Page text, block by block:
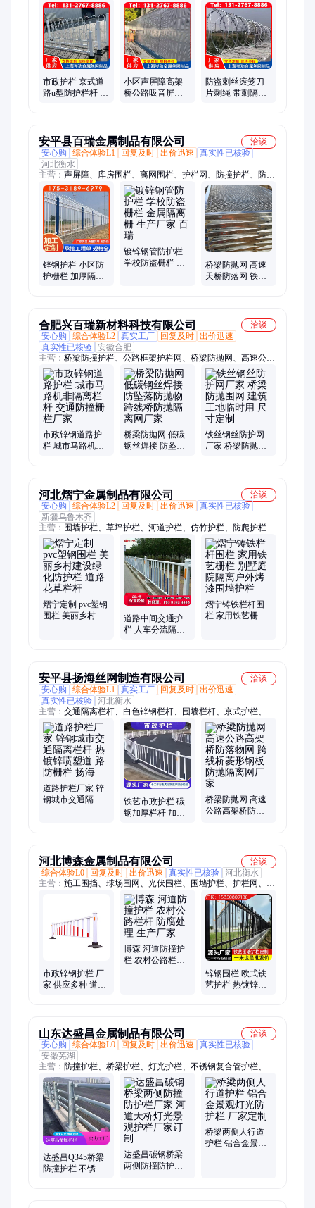
杆、围墙栏杆、隔离景观栏
市政护栏 京式道
路u型防护栏杆 人
小区声屏障高架
桥公路吸音屏城
防盗刺丝滚笼刀
片刺绳 带刺隔离
安平县百瑞金属制品有限公司
洽谈
安心购
综合体验L1 回复及时 出价迅速
真实性已核验
河北衡水
主营： 声屏障、库房围栏、离网围栏、护栏网、防撞护栏、防护
栏杆、施工护栏、市政护栏、移动隔离网、市政道路护栏、铁艺
围墙护栏、桥面桥梁护栏、绿化铁艺护栏、仓库隔离网、铁丝网
围栏、绿色隔离栅、车间隔离网、仓库隔断设备、中央隔离栏
杆、公路隔音屏障、围墙隔离栏杆、交通分流围栏、果园防护围
网、高速公路隔音板
锌钢护栏 小区防
护栅栏 加厚隔离
镀锌钢管防护栏
学校防盗栅栏 金
桥梁防抛网 高速
天桥防落网 铁丝
合肥兴百瑞新材料科技有限公司
洽谈
安心购
综合体验L2 真实工厂 回复及时 出价迅速
真实性已核验 安徽合肥
主营： 桥梁防撞护栏、公路框架护栏网、桥梁防抛网、高速公路
防眩网
市政锌钢道路护
栏 城市马路机非
桥梁防抛网 低碳
钢丝焊接 防坠落
铁丝钢丝防护网
厂家 桥梁防抛围
河北熠宁金属制品有限公司
洽谈
安心购
综合体验L2 回复及时 出价迅速
真实性已核验
新疆乌鲁木齐
主营： 围墙护栏、草坪护栏、河道护栏、仿竹护栏、防爬护栏、
园林围栏、变压器围栏、绿化带隔离栅
熠宁定制 pvc塑钢
围栏 美丽乡村建
道路中间交通护
栏 人车分流隔离
熠宁铸铁栏杆围
栏 家用铁艺栅栏
安平县扬海丝网制造有限公司
洽谈
安心购
综合体验L1 真实工厂 回复及时 出价迅速
真实性已核验 河北衡水
主营： 交通隔离栏杆、白色锌钢栏杆、围墙栏杆、京式护栏、黄
金护栏、锌钢道路护栏、道路防护栏杆、锌钢围墙护栏、小区围
墙护栏、不锈钢复合管护栏、铁马护栏、河道护栏、城市文化护
栏、市政护栏、基坑护栏、施工护栏、道路护栏、防眩网、钢筋
网片、声屏障
道路护栏厂家 锌
钢城市交通隔离
铁艺市政护栏 碳
钢加厚栏杆 加重
桥梁防抛网 高速
公路高架桥防落
河北博森金属制品有限公司
洽谈
综合体验L0
回复及时 出价迅速 真实性已核验 河北衡水
主营： 施工围挡、球场围网、光伏围栏、围墙护栏、护栏网、交
通护栏、市政护栏、道路护栏、锌钢护栏、草坪护栏、河道护
栏、桥梁防撞护栏、道路隔离护栏、双边丝护栏网、高铁围栏
网、围墙栏杆
市政锌钢护栏 厂
家 供应多种 道路
博森 河道防撞护
栏 农村公路栏杆
锌钢围栏 欧式铁
艺护栏 热镀锌防
山东达盛昌金属制品有限公司
洽谈
安心购
综合体验L0 回复及时 出价迅速
真实性已核验
安徽芜湖
主营： 防撞护栏、桥梁护栏、灯光护栏、不锈钢复合管护栏、河
道护栏
达盛昌Q345桥梁
防撞护栏 不锈钢
达盛昌碳钢桥梁
两侧防撞防护栏
桥梁两侧人行道
护栏 铝合金景观